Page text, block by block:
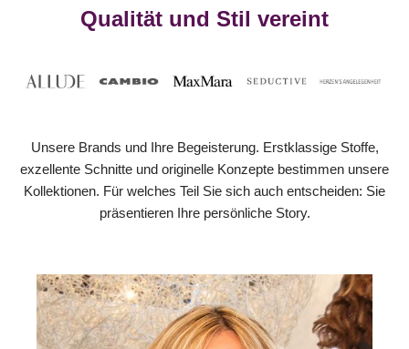
Qualität und Stil vereint
Unsere Brands und Ihre Begeisterung. Erstklassige Stoffe,
exzellente Schnitte und originelle Konzepte bestimmen unsere
Kollektionen. Für welches Teil Sie sich auch entscheiden: Sie
präsentieren Ihre persönliche Story.